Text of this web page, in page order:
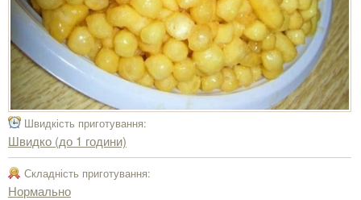
Швидкість приготування:
Швидко (до 1 години)
Складність приготування:
Нормально